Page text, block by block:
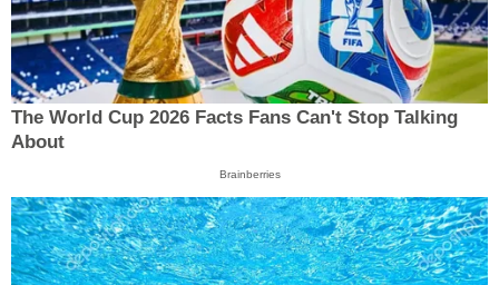
The World Cup 2026 Facts Fans Can't Stop Talking
About
Brainberries